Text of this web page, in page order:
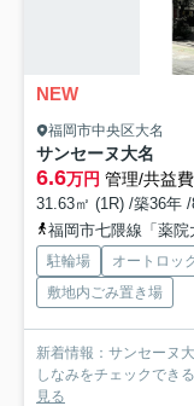
NEW
福岡市中央区大名
サンセーヌ大名
6.6万円 管理/共益
31.63㎡ (1R) /築36年 /
福岡市七隈線「薬
駐輪場 オートロッ
敷地内ごみ置き場
新着情報：サンセーヌ
しなみをチェックでき
見る